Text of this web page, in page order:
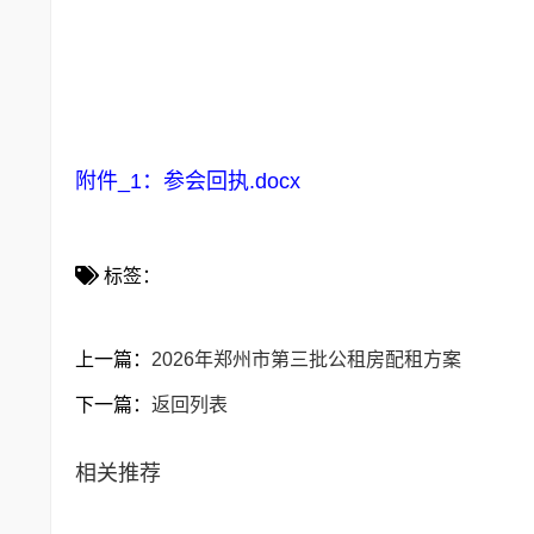
2026年5
附件_1：参会回执.docx
标签：
上一篇： 2026年郑州市第三批公租房配租方案
下一篇： 返回列表
相关推荐